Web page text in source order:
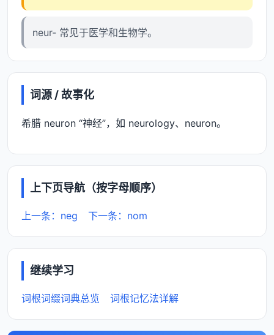
neur- 常见于医学和生物学。
词源 / 故事化
希腊 neuron “神经”，如 neurology、neuron。
上下页导航（按字母顺序）
上一条：neg 下一条：nom
继续学习
词根词缀词典总览 词根记忆法详解